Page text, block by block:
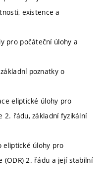
existence a
pro počáteční úlohy a
poznatky o
eliptické úlohy pro
2. řádu, základní fyzikální
eliptické úlohy pro
(ODR) 2. řádu a její stabilní